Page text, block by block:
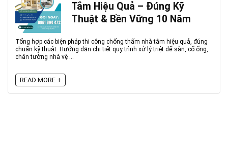
Tắm Hiệu Quả – Đúng Kỹ
Thuật & Bền Vững 10 Năm
Tổng hợp các biện pháp thi công chống thấm nhà tắm hiệu quả, đúng
chuẩn kỹ thuật. Hướng dẫn chi tiết quy trình xử lý triệt để sàn, cổ ống,
chân tường nhà vệ ...
READ MORE +